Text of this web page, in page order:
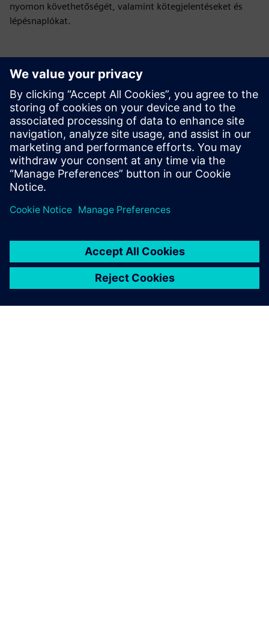
nyomon követhetőségét, valamint kötegjelentéseket és
lépésnaplókat.
Kérdése van?
Csevegjünk. Vegye fel a kapcsolatot, és segítünk
kitalálni a legjobb indulási helyet.
Contact us